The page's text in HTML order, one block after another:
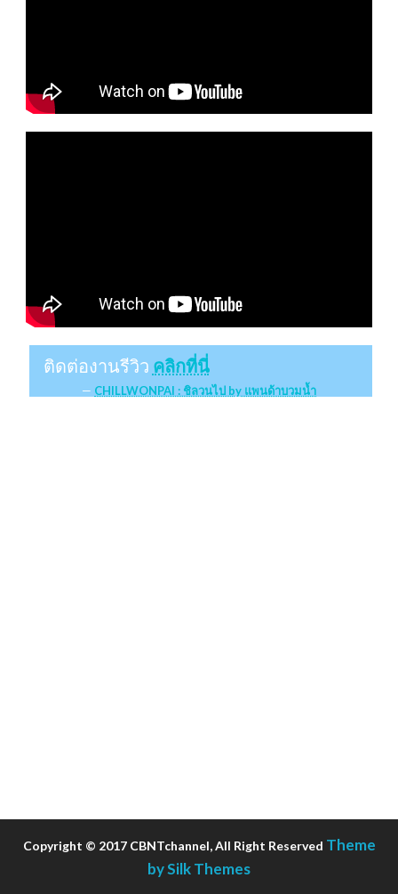
ติดต่องานรีวิว คลิกที่นี่
CHILLWONPAI : ชิลวนไป by แพนด้าบวมน้ำ
Copyright © 2017 CBNTchannel, All Right Reserved Theme
by Silk Themes